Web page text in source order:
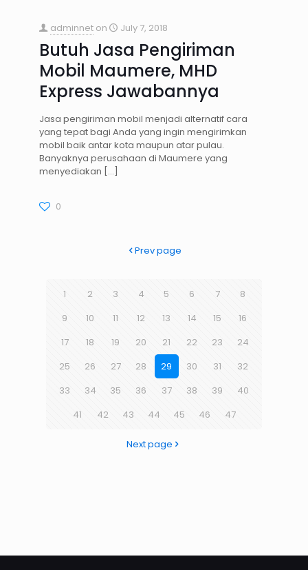
adminnet on July 7, 2018
Butuh Jasa Pengiriman
Mobil Maumere, MHD
Express Jawabannya
Jasa pengiriman mobil menjadi alternatif cara
yang tepat bagi Anda yang ingin mengirimkan
mobil baik antar kota maupun atar pulau.
Banyaknya perusahaan di Maumere yang
menyediakan […]
0
Prev page
1 2 3 4 5 6 7
8
9
10 11 12 13 14 15
16
17
18 19 20 21 22 23
24
25
26 27 28 29 30 31
32
33
34 35 36 37 38 39
40
41
42 43 44 45 46 47
Next page